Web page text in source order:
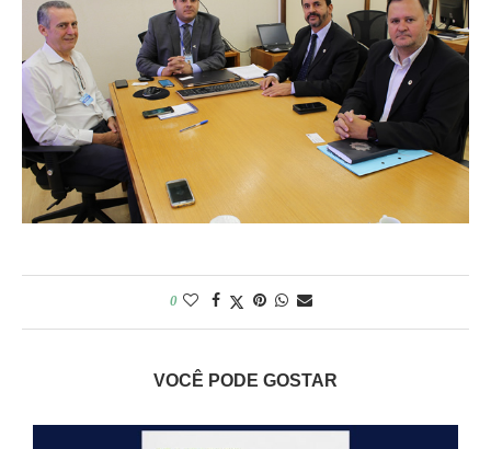
0
VOCÊ PODE GOSTAR